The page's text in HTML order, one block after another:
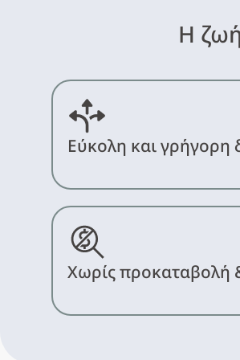
Η
Εύκολη και γρήγορη
Χωρίς προκαταβολή